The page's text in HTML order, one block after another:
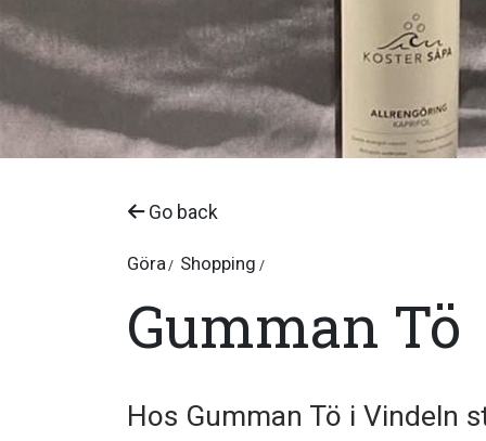
Go back
Göra Shopping
Gumman Tö
Hos Gumman Tö i Vindeln